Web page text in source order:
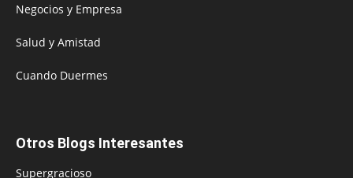
Negocios y Empresa
Salud y Amistad
Cuando Duermes
Otros Blogs Interesantes
Supergracioso